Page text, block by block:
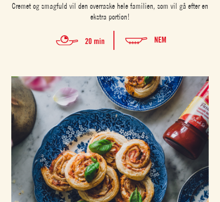
Cremet og smagfuld vil den overraske hele familien, som vil gå efter en
ekstra portion!
20 min NEM